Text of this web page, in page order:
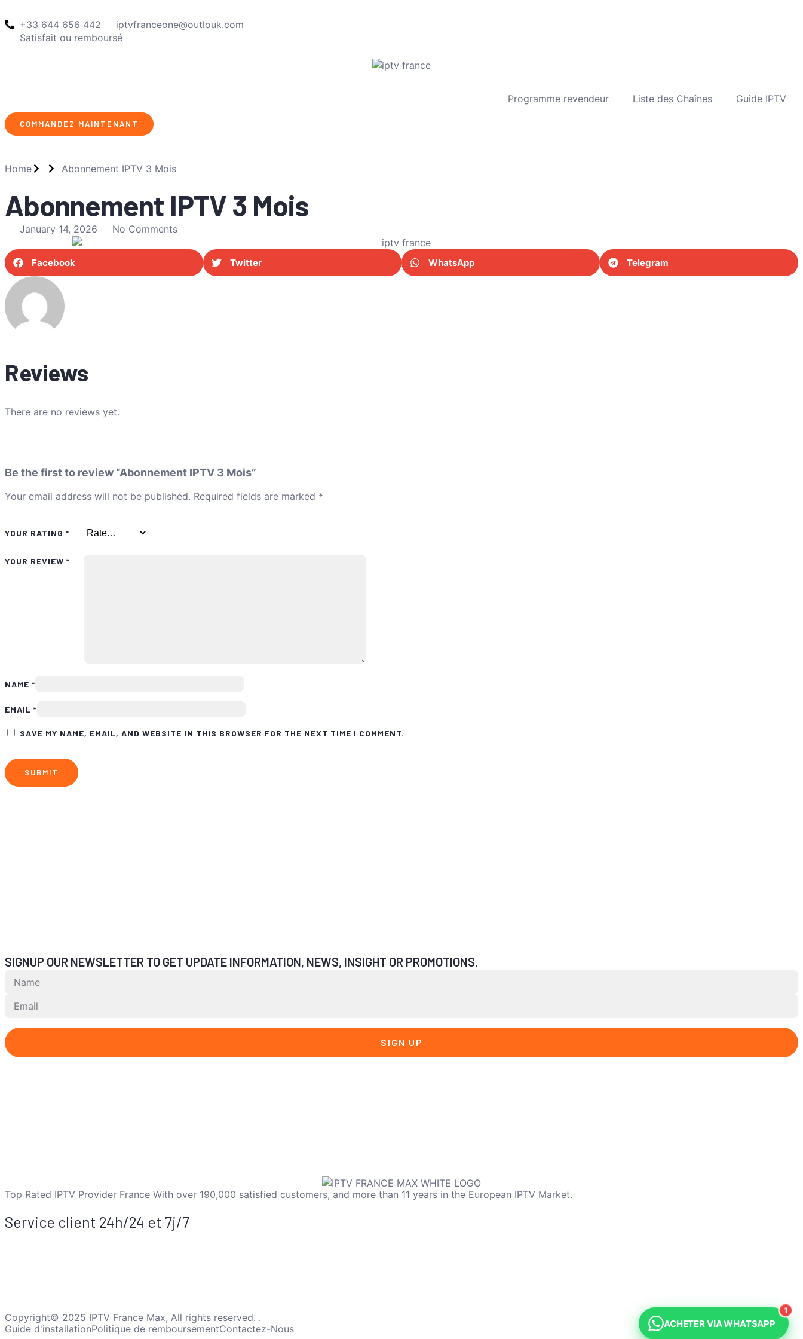
ACHETER VIA WHATSAPP
1
+33 644 656 442
iptvfranceone@outlouk.com
Satisfait ou remboursé
Programme revendeur Liste des Chaînes Guide IPTV
COMMANDEZ MAINTENANT
Home Abonnement IPTV 3 Mois
Abonnement IPTV 3 Mois
January 14, 2026 No Comments
Facebook Twitter WhatsApp Telegram
Reviews
There are no reviews yet.
Be the first to review “Abonnement IPTV 3 Mois”
Your email address will not be published. Required fields are marked *
YOUR RATING *
YOUR REVIEW *
NAME *
EMAIL *
SAVE MY NAME, EMAIL, AND WEBSITE IN THIS BROWSER FOR THE NEXT TIME I COMMENT.
SIGNUP OUR NEWSLETTER TO GET UPDATE INFORMATION, NEWS, INSIGHT OR PROMOTIONS.
SIGN UP
Top Rated IPTV Provider France With over 190,000 satisfied customers, and more than 11 years in the European IPTV Market.
Service client 24h/24 et 7j/7
Copyright© 2025 IPTV France Max, All rights reserved. .
Guide d'installationPolitique de remboursementContactez-Nous